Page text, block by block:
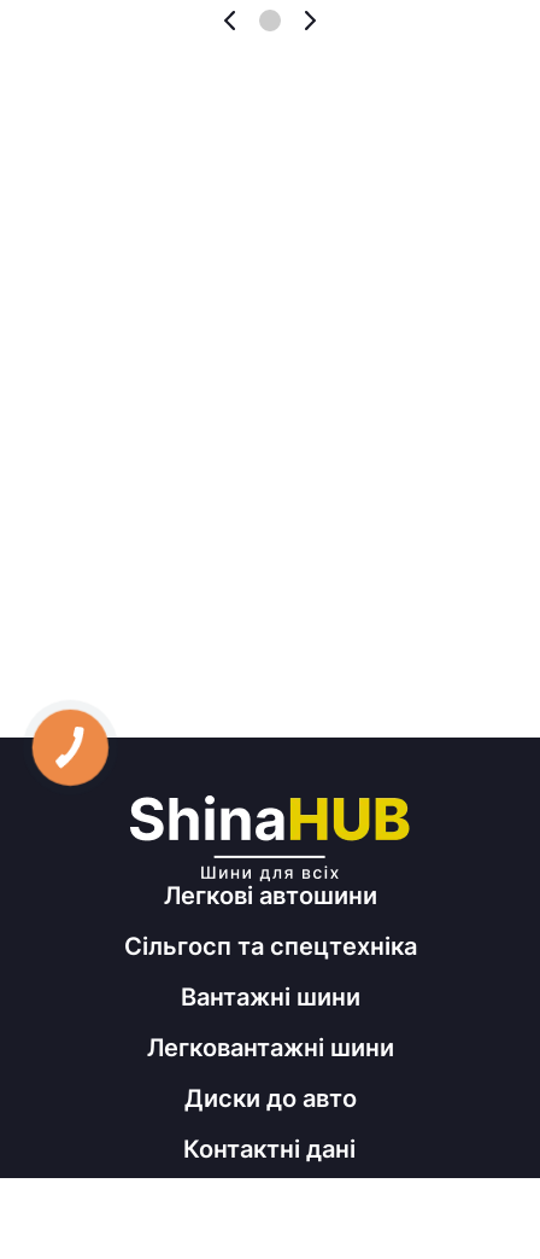
Легкові автошини
Сільгосп та спецтехніка
Вантажні шини
Легковантажні шини
Диски до авто
Контактні дані